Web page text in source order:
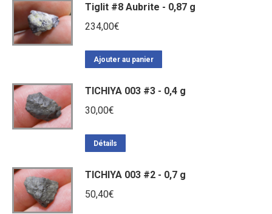
Tiglit #8 Aubrite - 0,87 g
234,00€
Ajouter au panier
TICHIYA 003 #3 - 0,4 g
30,00€
Détails
TICHIYA 003 #2 - 0,7 g
50,40€